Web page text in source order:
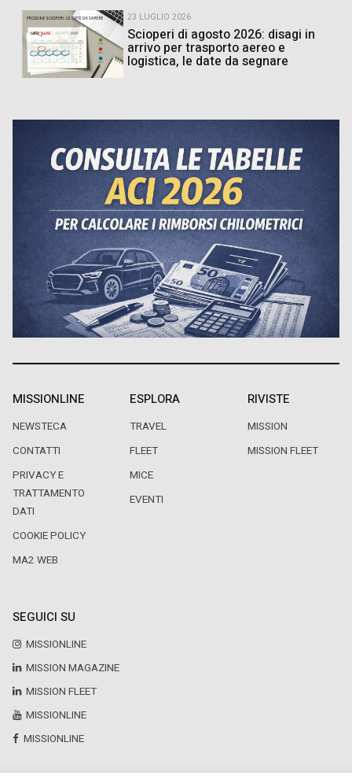
23 LUGLIO 2026
Scioperi di agosto 2026: disagi in
arrivo per trasporto aereo e
logistica, le date da segnare
MISSIONLINE
NEWSTECA
CONTATTI
PRIVACY E
TRATTAMENTO
DATI
COOKIE POLICY
MA2 WEB
ESPLORA
TRAVEL
FLEET
MICE
EVENTI
RIVISTE
MISSION
MISSION FLEET
SEGUICI SU
MISSIONLINE
MISSION MAGAZINE
MISSION FLEET
MISSIONLINE
MISSIONLINE